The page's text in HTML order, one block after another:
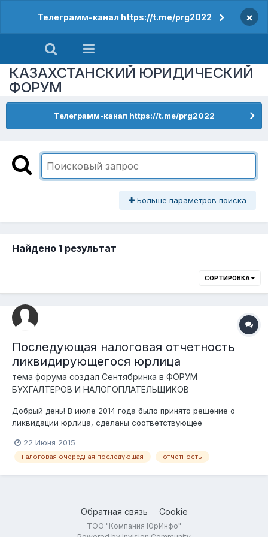
Телеграмм-канал https://t.me/prg2022 ×
КАЗАХСТАНСКИЙ ЮРИДИЧЕСКИЙ
ФОРУМ
Телеграмм-канал https://t.me/prg2022
Больше параметров поиска
Найдено 1 результат
СОРТИРОВКА
Последующая налоговая отчетность
ликвидирующегося юрлица
тема форума создал Сентябринка в ФОРУМ
БУХГАЛТЕРОВ И НАЛОГОПЛАТЕЛЬЩИКОВ
Добрый день! В июле 2014 года было принято решение о
ликвидации юрлица, сделаны соответствующее
налоговая отчетность (через кабинет и почтой на бумаге),
также подано налоговое заявление о проведении
22 Июня 2015
налоговая очередная последующая отчетность
Обратная связь Cookie
ТОО "Компания ЮрИнфо"